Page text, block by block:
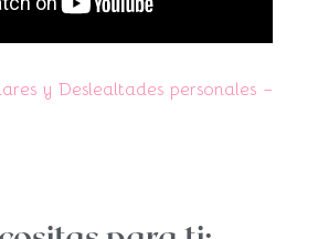
y Deslealtades personales –